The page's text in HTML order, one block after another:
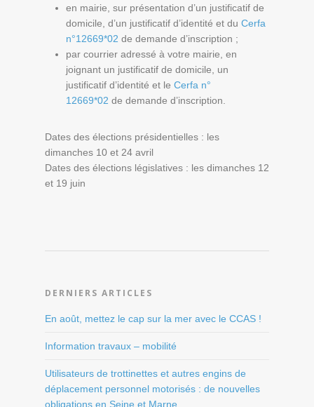
en mairie, sur présentation d’un justificatif de
domicile, d’un justificatif d’identité et du Cerfa
n°12669*02 de demande d’inscription ;
par courrier adressé à votre mairie, en
joignant un justificatif de domicile, un
justificatif d’identité et le Cerfa n°
12669*02 de demande d’inscription.
Dates des élections présidentielles : les
dimanches 10 et 24 avril
Dates des élections législatives : les dimanches 12
et 19 juin
DERNIERS ARTICLES
En août, mettez le cap sur la mer avec le CCAS !
Information travaux – mobilité
Utilisateurs de trottinettes et autres engins de
déplacement personnel motorisés : de nouvelles
obligations en Seine et Marne